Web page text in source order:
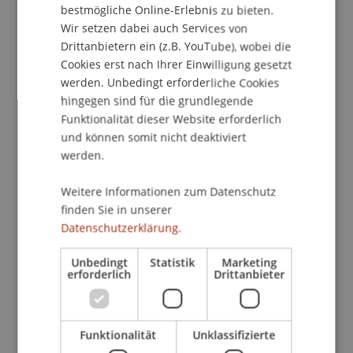
Publikationsart
Wissenschaftlicher Vortrag
Mitarbeitende
Prof. Dr. Bernhard Burtscher
Beteiligte Einrichtungen
Liechtenstein Business Law School
Bank- und Finanzmarktrecht
bestmögliche Online-Erlebnis zu bieten.
Wir setzen dabei auch Services von
Drittanbietern ein (z.B. YouTube), wobei die
Cookies erst nach Ihrer Einwilligung gesetzt
werden. Unbedingt erforderliche Cookies
hingegen sind für die grundlegende
Funktionalität dieser Website erforderlich
und können somit nicht deaktiviert
werden.
Weitere Informationen zum Datenschutz
finden Sie in unserer
Datenschutzerklärung.
Unbedingt
erforderlich
Statistik Marketing
Drittanbieter
Funktionalität Unklassifizierte